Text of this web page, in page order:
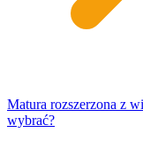
Matura rozszerzona z
wybrać?